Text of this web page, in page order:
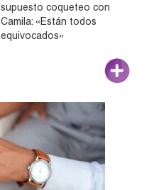
supuesto coqueteo con
Camila: «Están todos
equivocados»